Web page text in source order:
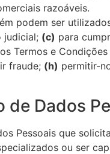
razoáveis.
podem ser
judicial; (c) para
Termos e
fraude; (h) permitir-
de Dados
Pessoais que
ou ser